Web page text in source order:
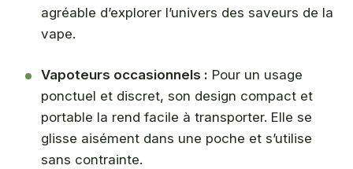
agréable d’explorer l’univers des saveurs de la
vape.
Vapoteurs occasionnels : Pour un usage
ponctuel et discret, son design compact et
portable la rend facile à transporter. Elle se
glisse aisément dans une poche et s’utilise
sans contrainte.